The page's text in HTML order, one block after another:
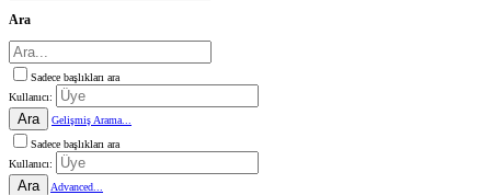
Ara
Sadece başlıkları ara
Kullanıcı:
Ara
Gelişmiş Arama...
Sadece başlıkları ara
Kullanıcı:
Ara
Advanced...